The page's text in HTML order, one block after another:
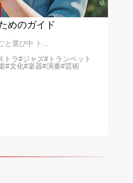
めのガイド
と選び中 ト...
トラ#ジャズ#トランペット
#文化#楽器#演奏#芸術